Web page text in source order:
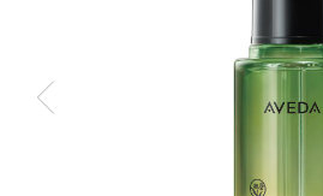
EMPFINDLICHE KOPFHAUT
ALLE KOLLEKTIONEN